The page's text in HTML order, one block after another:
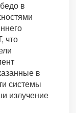
в
что
в
системы
излучение